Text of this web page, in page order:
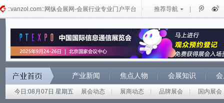
::vanzol.com::网纵会展网-会展行业专业门户平台 推荐导航
产业新闻 焦点人物 会展知识
今日:08月07日 星期五 展会动态 展商动态 品牌展会 国内展会